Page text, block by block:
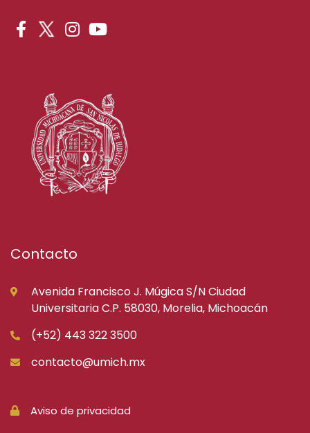
Contacto
Avenida Francisco J. Múgica S/N Ciudad
Universitaria C.P. 58030, Morelia, Michoacán
(+52) 443 322 3500
contacto@umich.mx
Aviso de privacidad